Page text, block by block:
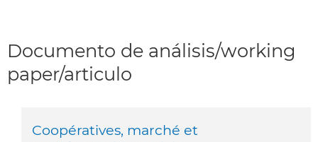
Documento de análisis/working
paper/articulo
Coopératives, marché et